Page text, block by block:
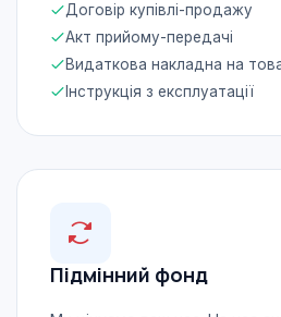
Договір купівлі-продажу
Акт прийому-передачі
Видаткова накладна на
Інструкція з експлуатації
Підмінний фонд